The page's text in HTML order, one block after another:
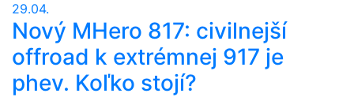
29.04.
Nový MHero 817: civilnejší
offroad k extrémnej 917 je
phev. Koľko stojí?